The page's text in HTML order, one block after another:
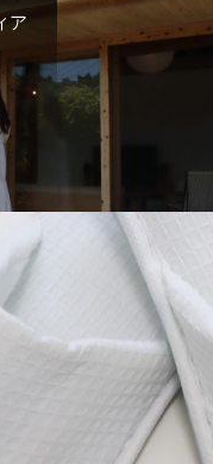
ア